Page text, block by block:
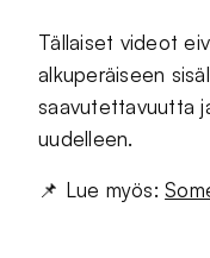
Tällaiset videot
alkuperäiseen
saavutettavuutta
uudelleen.
📌 Lue myös: